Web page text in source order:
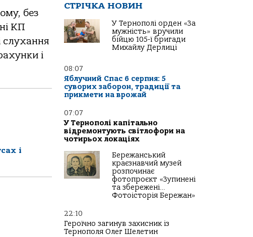
без
КП
слухання
і
і
СТРІЧКА НОВИН
У Тернополі орден «За
мужність» вручили
бійцю 105-ї бригади
Михайлу Дерлиці
08:07
Яблучний Спас 6 серпня: 5
суворих заборон, традиції та
прикмети на врожай
07:07
У Тернополі капітально
відремонтують світлофори на
чотирьох локаціях
Бережанський
краєзнавчий музей
розпочинає
фотопроєкт «Зупинені
та збережені…
Фотоісторія Бережан»
22:10
Героїчно загинув захисник із
Тернополя Олег Шелетин